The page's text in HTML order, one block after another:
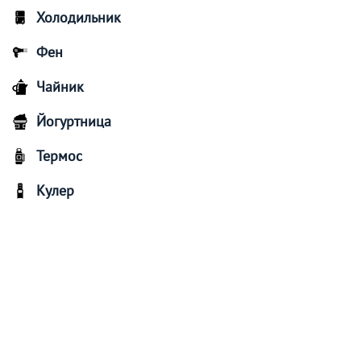
Холодильник
Фен
Чайник
Йогуртница
Термос
Кулер